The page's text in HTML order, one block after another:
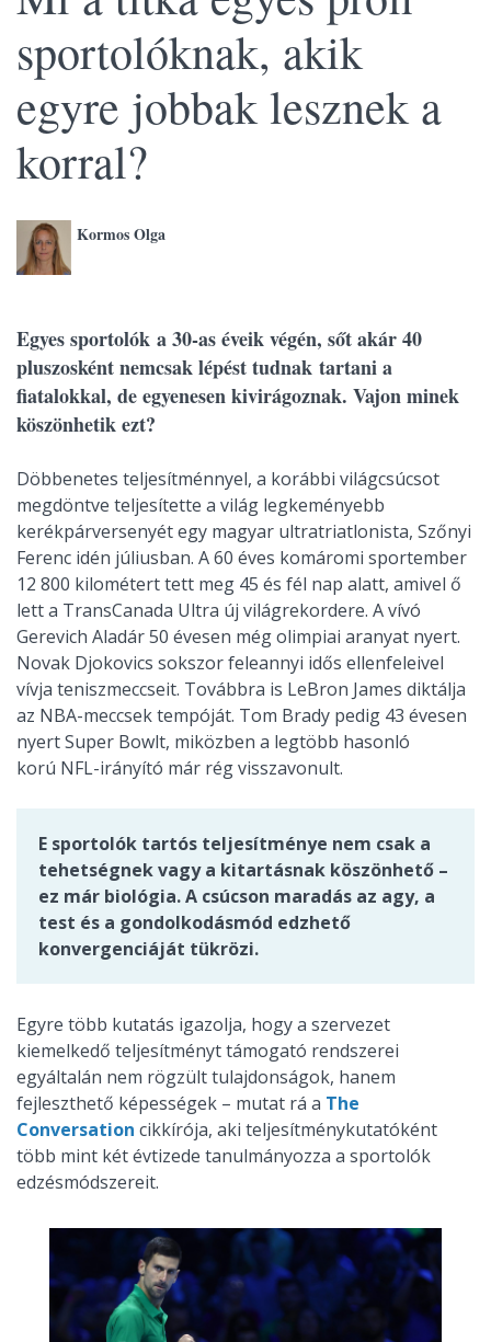
sportolóknak, akik
egyre jobbak lesznek a
korral?
Kormos Olga
Egyes sportolók a 30-as éveik végén, sőt akár 40
pluszosként nemcsak lépést tudnak tartani a
fiatalokkal, de egyenesen kivirágoznak. Vajon minek
köszönhetik ezt?
Döbbenetes teljesítménnyel, a korábbi világcsúcsot
megdöntve teljesítette a világ legkeményebb
kerékpárversenyét egy magyar ultratriatlonista, Szőnyi
Ferenc idén júliusban. A 60 éves komáromi sportember
12 800 kilométert tett meg 45 és fél nap alatt, amivel ő
lett a TransCanada Ultra új világrekordere. A vívó
Gerevich Aladár 50 évesen még olimpiai aranyat nyert.
Novak Djokovics sokszor feleannyi idős ellenfeleivel
vívja teniszmeccseit. Továbbra is LeBron James diktálja
az NBA-meccsek tempóját. Tom Brady pedig 43 évesen
nyert Super Bowlt, miközben a legtöbb hasonló
korú NFL-irányító már rég visszavonult.
E sportolók tartós teljesítménye nem csak a
tehetségnek vagy a kitartásnak köszönhető –
ez már biológia. A csúcson maradás az agy, a
test és a gondolkodásmód edzhető
konvergenciáját tükrözi.
Egyre több kutatás igazolja, hogy a szervezet
kiemelkedő teljesítményt támogató rendszerei
egyáltalán nem rögzült tulajdonságok, hanem
fejleszthető képességek – mutat rá a The
Conversation cikkírója, aki teljesítménykutatóként
több mint két évtizede tanulmányozza a sportolók
edzésmódszereit.